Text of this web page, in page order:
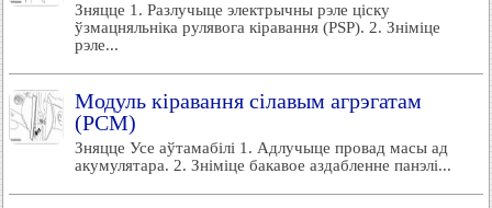
Зняцце 1. Разлучыце электрычны рэле ціску
ўзмацняльніка рулявога кіравання (PSP). 2. Зніміце
рэле...
Модуль кіравання сілавым агрэгатам
(РСМ)
Зняцце Усе аўтамабілі 1. Адлучыце провад масы ад
акумулятара. 2. Зніміце бакавое аздабленне панэлі...